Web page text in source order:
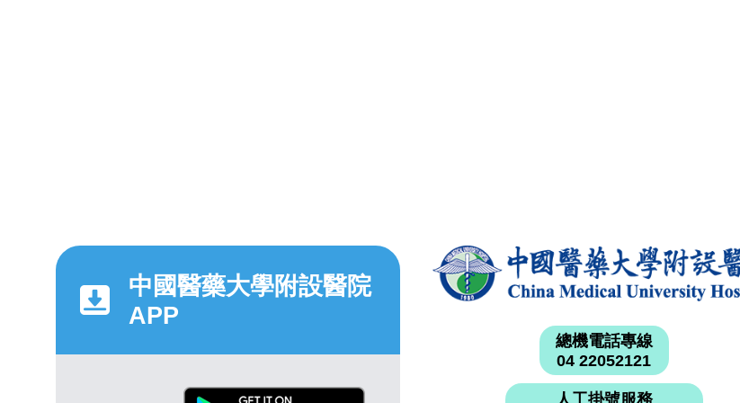
中國醫藥大學附設醫院
APP
總機電話專線
04 22052121
人工掛號服務